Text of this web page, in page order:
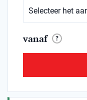
vanaf ?